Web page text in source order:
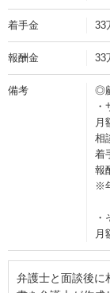
着手金 33
報酬金 33
備考
◎
月
相
着
報
※
月
弁護士と面談後に